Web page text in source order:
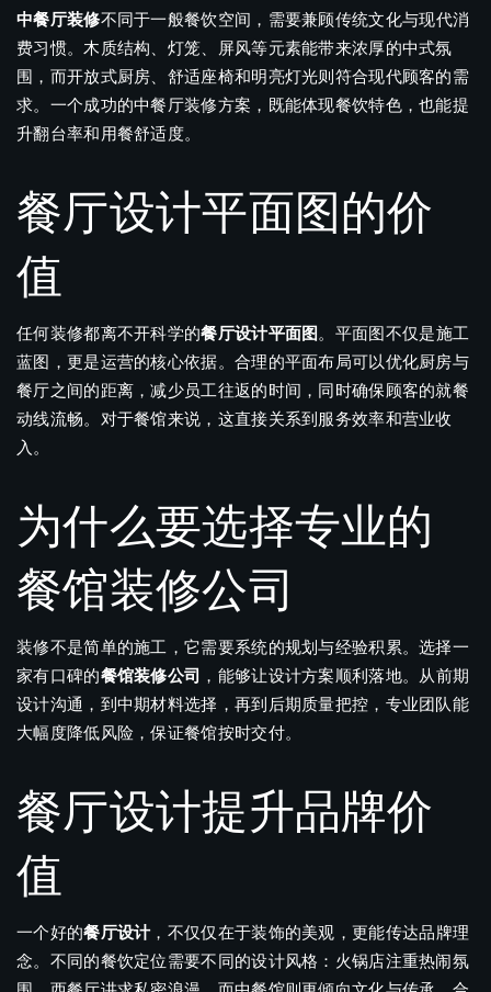
中餐厅装修不同于一般餐饮空间，需要兼顾传统文化与现代消
费习惯。木质结构、灯笼、屏风等元素能带来浓厚的中式氛
围，而开放式厨房、舒适座椅和明亮灯光则符合现代顾客的需
求。一个成功的中餐厅装修方案，既能体现餐饮特色，也能提
升翻台率和用餐舒适度。
餐厅设计平面图的价
值
任何装修都离不开科学的餐厅设计平面图。平面图不仅是施工
蓝图，更是运营的核心依据。合理的平面布局可以优化厨房与
餐厅之间的距离，减少员工往返的时间，同时确保顾客的就餐
动线流畅。对于餐馆来说，这直接关系到服务效率和营业收
入。
为什么要选择专业的
餐馆装修公司
装修不是简单的施工，它需要系统的规划与经验积累。选择一
家有口碑的餐馆装修公司 ，能够让设计方案顺利落地。从前期
设计沟通，到中期材料选择，再到后期质量把控，专业团队能
大幅度降低风险，保证餐馆按时交付。
餐厅设计提升品牌价
值
一个好的餐厅设计，不仅仅在于装饰的美观，更能传达品牌理
念。不同的餐饮定位需要不同的设计风格：火锅店注重热闹氛